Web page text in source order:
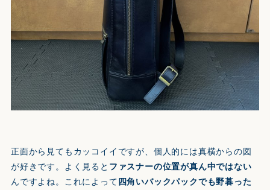
正面から見てもカッコイイですが、個人的には真横からの図
が好きです。よく見ると ファスナーの位置が真ん中ではない
んですよね。これによって 四角いバックパックでも野暮った